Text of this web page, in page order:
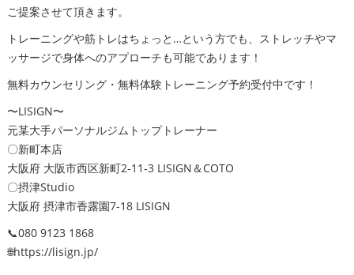
ご提案させて頂きます。
トレーニングや筋トレはちょっと…という方でも、ストレッチやマ
ッサージで身体へのアプローチも可能であります！
無料カウンセリング・無料体験トレーニング予約受付中です！
〜LISIGN〜
元某大手パーソナルジムトップトレーナー
〇新町本店
大阪府 大阪市西区新町2-11-3 LISIGN＆COTO
〇摂津Studio
大阪府 摂津市香露園7-18 LISIGN
📞080 9123 1868
🌐https://lisign.jp/